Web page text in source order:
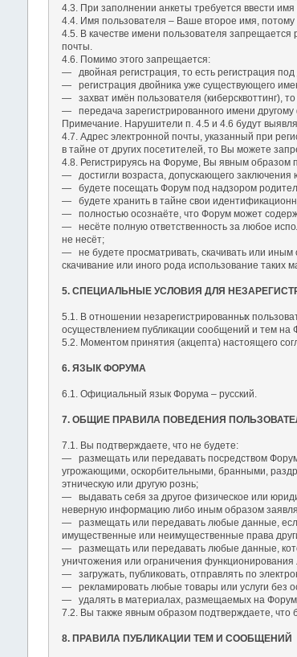
4.3. При заполнении анкеты требуется ввести
4.4. Имя пользователя – Ваше второе имя, потому
4.5. В качестве имени пользователя
почты.
4.6. Помимо этого запрещается:
― двойная регистрация, то есть регистрация
― регистрация двойника уже существующего
― захват имён пользователя (киберсквоттинг),
― передача зарегистрированного имени другому
Примечание. Нарушители п. 4.5 и 4.6 будут
4.7. Адрес электронной почты, указанный при
в тайне от других посетителей, то Вы можете
4.8. Регистрируясь на Форуме, Вы явным образом
― достигли возраста, допускающего заключения
― будете посещать Форум под надзором
― будете хранить в тайне свои
― полностью осознаёте, что Форум может
― несёте полную ответственность за любое
не несёт;
― не будете просматривать, скачивать или иным
скачивание или иного рода использование
5. СПЕЦИАЛЬНЫЕ УСЛОВИЯ ДЛЯ
5.1. В отношении незарегистрированных
осуществлением публикации сообщений и тем на
5.2. Моментом принятия (акцепта) настоящего
6. ЯЗЫК ФОРУМА
6.1. Официальный язык Форума – русский.
7. ОБЩИЕ ПРАВИЛА ПОВЕДЕНИЯ
7.1. Вы подтверждаете, что не будете:
― размещать или передавать посредством
угрожающими, оскорбительными, бранными,
этническую или другую рознь;
― выдавать себя за другое физическое или
неверную информацию либо иным образом
― размещать или передавать любые данные,
имущественные или неимущественные права
― размещать или передавать любые данные,
уничтожения или ограничения
― загружать, публиковать, отправлять по
― рекламировать любые товары или услуги без
― удалять в материалах, размещаемых на
7.2. Вы также явным образом подтверждаете, что
8. ПРАВИЛА ПУБЛИКАЦИИ ТЕМ И СООБЩЕНИЙ